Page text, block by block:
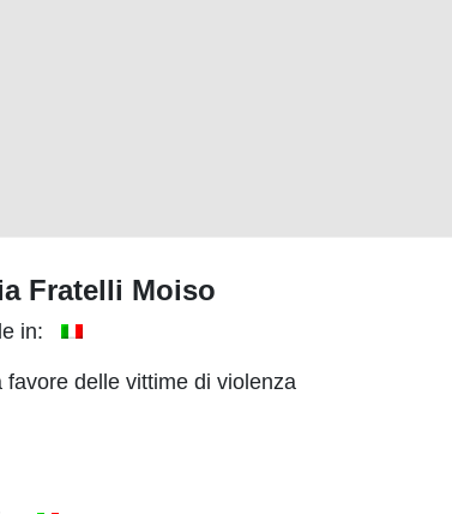
Fratelli Moiso
in:
delle vittime di violenza